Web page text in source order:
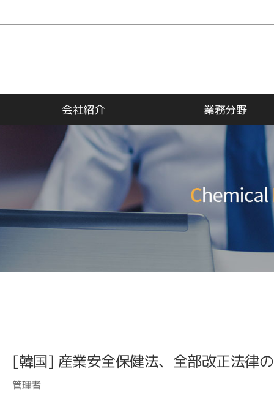
会社紹介 業務分野
[韓国] 産業安全保健法、全部改正法律
管理者